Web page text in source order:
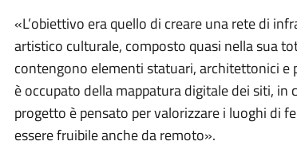
«L’obiettivo era quello di creare una rete di
artistico culturale, composto quasi nella sua
contengono elementi statuari, architettonici
è occupato della mappatura digitale dei siti,
progetto è pensato per valorizzare i luoghi di
essere fruibile anche da remoto».